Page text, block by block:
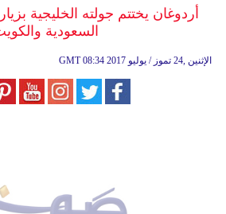
أردوغان يختتم جولته الخليجية
السعودية
GMT 08:34 2017 الإثنين ,24 تموز / يوليو